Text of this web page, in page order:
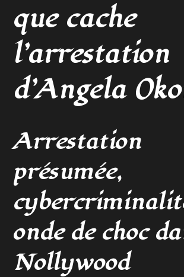
que cache
l’arrestation
d’Angela
Arrestation
présumée,
onde de choc
Nollywood